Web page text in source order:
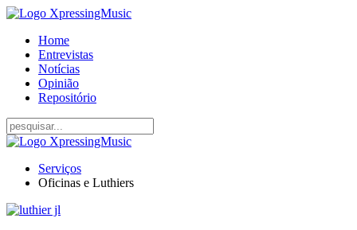
Home
Entrevistas
Notícias
Opinião
Repositório
Serviços
Oficinas e Luthiers